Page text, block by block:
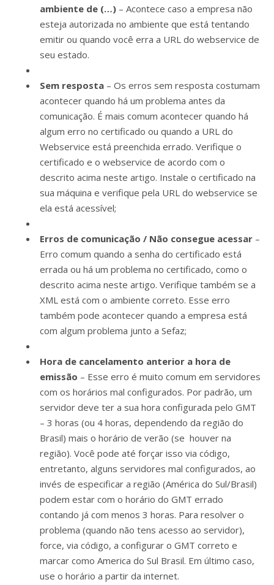
ambiente de (…) – Acontece caso a empresa não
esteja autorizada no ambiente que está tentando
emitir ou quando você erra a URL do webservice de
seu estado.
Sem resposta – Os erros sem resposta costumam
acontecer quando há um problema antes da
comunicação. É mais comum acontecer quando há
algum erro no certificado ou quando a URL do
Webservice está preenchida errado. Verifique o
certificado e o webservice de acordo com o
descrito acima neste artigo. Instale o certificado na
sua máquina e verifique pela URL do webservice se
ela está acessível;
Erros de comunicação / Não consegue acessar –
Erro comum quando a senha do certificado está
errada ou há um problema no certificado, como o
descrito acima neste artigo. Verifique também se a
XML está com o ambiente correto. Esse erro
também pode acontecer quando a empresa está
com algum problema junto a Sefaz;
Hora de cancelamento anterior a hora de
emissão – Esse erro é muito comum em servidores
com os horários mal configurados. Por padrão, um
servidor deve ter a sua hora configurada pelo GMT
– 3 horas (ou 4 horas, dependendo da região do
Brasil) mais o horário de verão (se houver na
região). Você pode até forçar isso via código,
entretanto, alguns servidores mal configurados, ao
invés de especificar a região (América do Sul/Brasil)
podem estar com o horário do GMT errado
contando já com menos 3 horas. Para resolver o
problema (quando não tens acesso ao servidor),
force, via código, a configurar o GMT correto e
marcar como America do Sul Brasil. Em último caso,
use o horário a partir da internet.